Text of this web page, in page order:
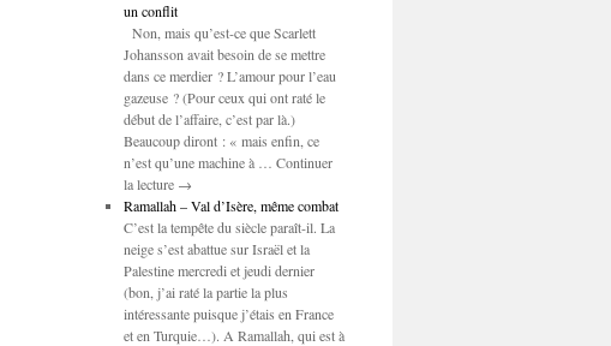
un conflit
Non, mais qu’est-ce que Scarlett
Johansson avait besoin de se mettre
dans ce merdier ? L’amour pour l’eau
gazeuse ? (Pour ceux qui ont raté le
début de l’affaire, c’est par là.)
Beaucoup diront : « mais enfin, ce
n’est qu’une machine à … Continuer
la lecture →
Ramallah – Val d’Isère, même combat
C’est la tempête du siècle paraît-il. La
neige s’est abattue sur Israël et la
Palestine mercredi et jeudi dernier
(bon, j’ai raté la partie la plus
intéressante puisque j’étais en France
et en Turquie…). A Ramallah, qui est à